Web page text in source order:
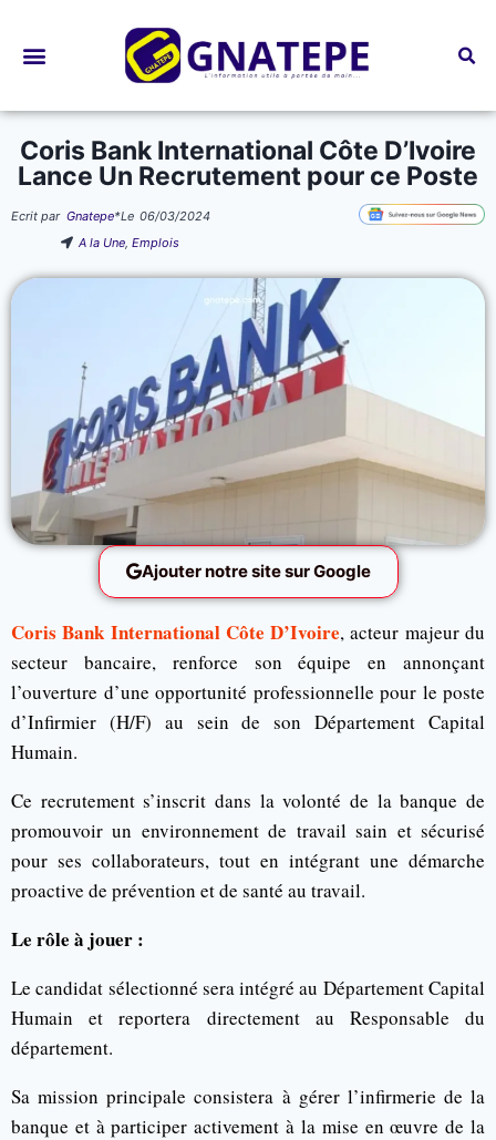
Coris Bank International Côte D’Ivoire
Lance Un Recrutement pour ce Poste
Ecrit par Gnatepe*Le 06/03/2024
A la Une,Emplois
Ajouter notre site sur Google
Coris Bank International Côte D’Ivoire, acteur majeur du
secteur bancaire, renforce son équipe en annonçant
l’ouverture d’une opportunité professionnelle pour le poste
d’Infirmier (H/F) au sein de son Département Capital
Humain.
Ce recrutement s’inscrit dans la volonté de la banque de
promouvoir un environnement de travail sain et sécurisé
pour ses collaborateurs, tout en intégrant une démarche
proactive de prévention et de santé au travail.
Le rôle à jouer :
Le candidat sélectionné sera intégré au Département Capital
Humain et reportera directement au Responsable du
département.
Sa mission principale consistera à gérer l’infirmerie de la
banque et à participer activement à la mise en œuvre de la